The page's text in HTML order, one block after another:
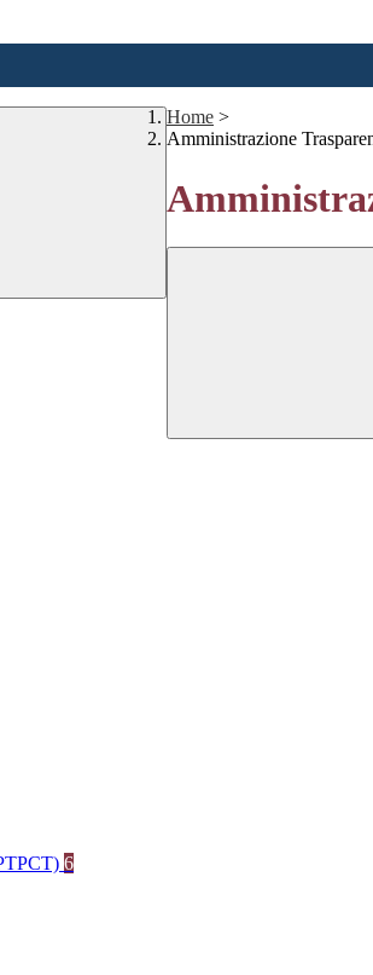
Home >
Amministrazione
6